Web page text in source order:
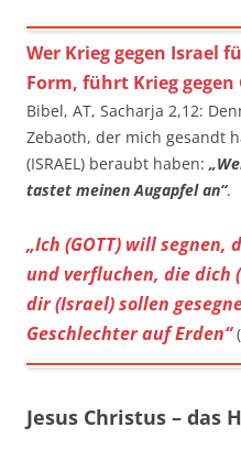
Wer Krieg gegen Israel
Form, führt Krieg gegen
Bibel, AT, Sacharja 2,12:
Zebaoth, der mich gesandt
(ISRAEL) beraubt haben:
tastet meinen Augapfel an“.
„Ich (GOTT) will segnen,
und verfluchen, die dich
dir (Israel) sollen
Geschlechter auf Erden“
Jesus Christus – das